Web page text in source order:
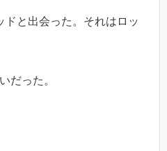
ドと出会った。それはロッ
だった。